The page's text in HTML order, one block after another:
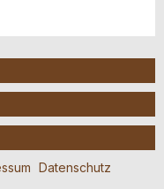
Datenschutz